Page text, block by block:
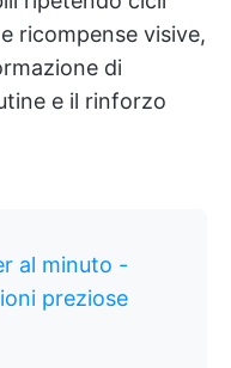
ricompense visive,
di
e il rinforzo
al minuto -
preziose